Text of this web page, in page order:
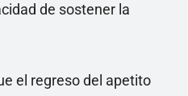
de sostener la
el regreso del apetito